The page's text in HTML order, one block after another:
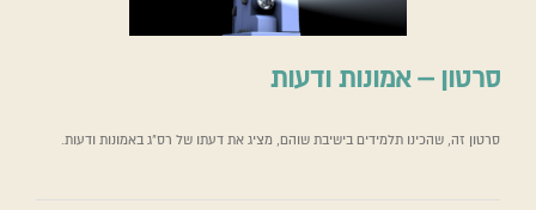
סרטון – אמונות ודעות
סרטון זה, שהכינו תלמידים בישיבת שוהם, מציג את דעתו של רס"ג באמונות ודעות.